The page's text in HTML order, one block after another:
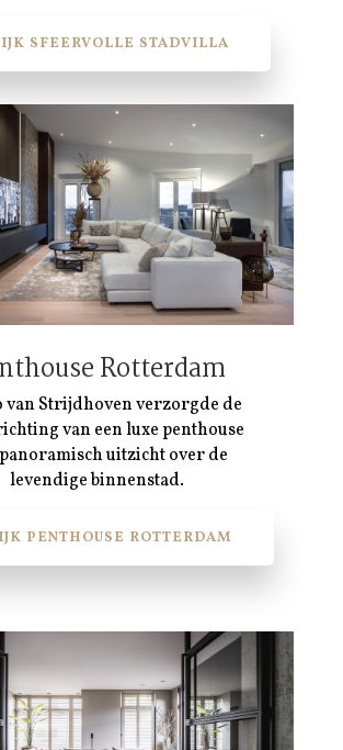
SFEERVOLLE STADVILLA
Rotterdam
van Strijdhoven verzorgde de
van een luxe penthouse
uitzicht over de
levendige binnenstad.
PENTHOUSE ROTTERDAM